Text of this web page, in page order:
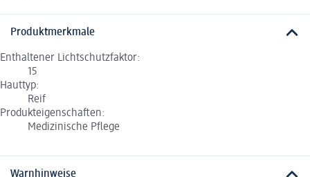
Produktmerkmale
Enthaltener Lichtschutzfaktor:
15
Hauttyp:
Reif
Produkteigenschaften:
Medizinische Pflege
Warnhinweise